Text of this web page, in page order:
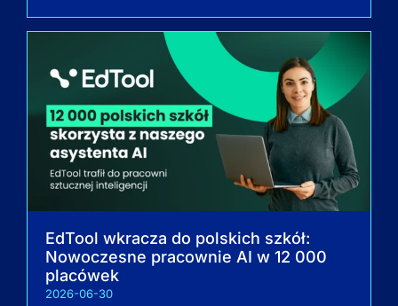
EdTool wkracza do polskich szkół:
Nowoczesne pracownie AI w 12 000
placówek
2026-06-30